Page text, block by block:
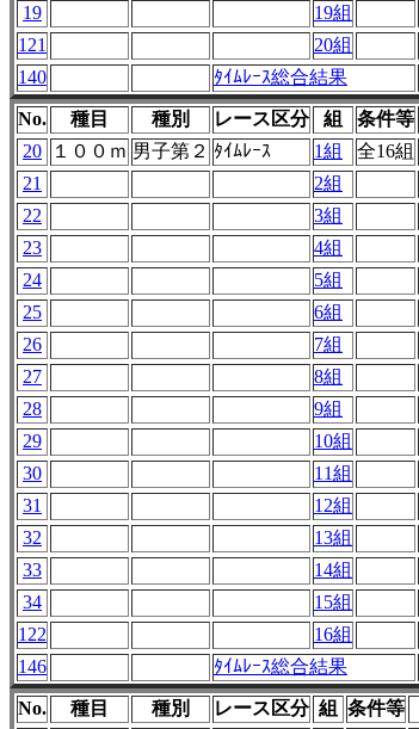
19
19組
121
20組
140
ﾀｲﾑﾚｰｽ総合結果
No. 種目 種別 レース区分 組 条件等
20
１００ｍ 男子第２ ﾀｲﾑﾚｰｽ 1組 全16組
21
2組
22
3組
23
4組
24
5組
25
6組
26
7組
27
8組
28
9組
29
10組
30
11組
31
12組
32
13組
33
14組
34
15組
122
16組
146
ﾀｲﾑﾚｰｽ総合結果
No. 種目 種別 レース区分 組 条件等